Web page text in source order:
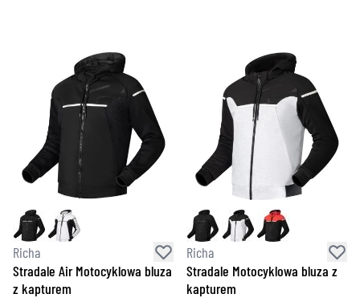
Richa
Stradale Air Motocyklowa bluza
z kapturem
Richa
Stradale Motocyklowa bluza z
kapturem